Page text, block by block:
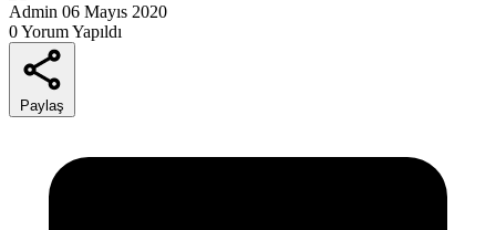
Admin 06 Mayıs 2020
0 Yorum Yapıldı
Paylaş